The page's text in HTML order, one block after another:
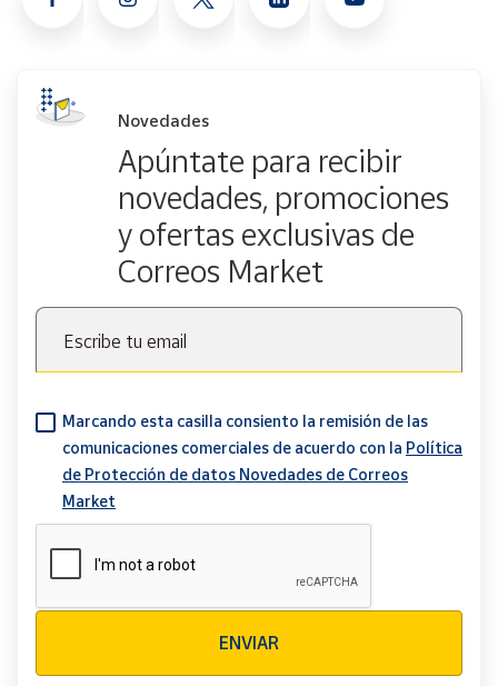
Novedades
Apúntate para recibir
novedades, promociones
y ofertas exclusivas de
Correos Market
Escribe tu email
Marcando esta casilla consiento la remisión de las
comunicaciones comerciales de acuerdo con la Política
de Protección de datos Novedades de Correos
Market
ENVIAR